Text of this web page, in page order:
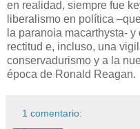
en realidad, siempre fue
liberalismo en política
la paranoia macarthysta-
rectitud e, incluso, una
conservadurismo y a la
época de Ronald Reagan.
1 comentario: